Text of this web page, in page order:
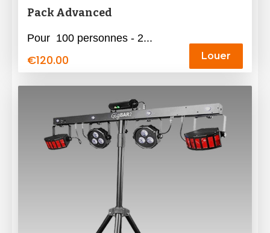
Pack Advanced
Pour 100 personnes - 2...
€120.00 Louer